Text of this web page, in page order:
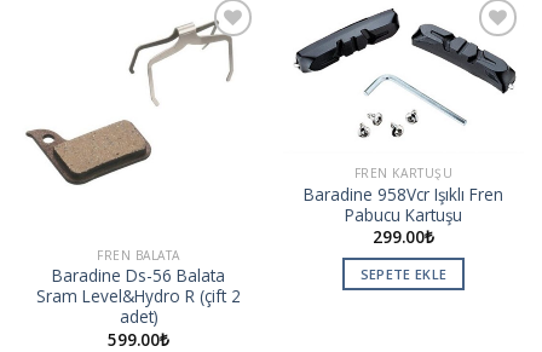
Add to
wishlist
FREN BALATA
Baradine Ds-56 Balata
Sram Level&Hydro R (çift 2
adet)
599.00₺
Add to
wishlist
FREN KARTUŞU
Baradine 958Vcr Işıklı Fren
Pabucu Kartuşu
299.00₺
SEPETE EKLE